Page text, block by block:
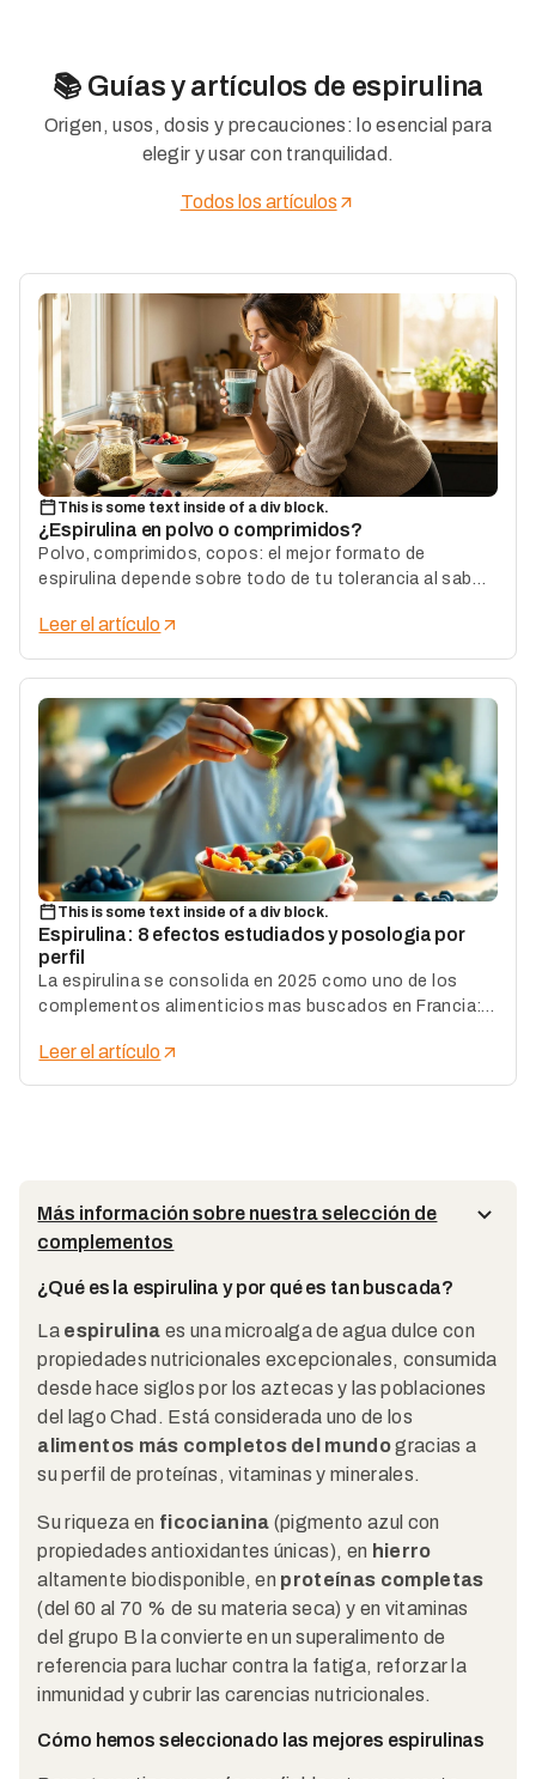
📚 Guías y artículos de espirulina
Origen, usos, dosis y precauciones: lo esencial para
elegir y usar con tranquilidad.
Todos los artículos
This is some text inside of a div block.
¿Espirulina en polvo o comprimidos?
Polvo, comprimidos, copos: el mejor formato de
espirulina depende sobre todo de tu tolerancia al sabor
Leer el artículo
This is some text inside of a div block.
Espirulina: 8 efectos estudiados y posologia por
perfil
La espirulina se consolida en 2025 como uno de los
complementos alimenticios mas buscados en Francia:
comun, validados por decenas de estudios clinicos.
Leer el artículo
Más información sobre nuestra selección de
complementos
¿Qué es la espirulina y por qué es tan buscada?
La espirulina es una microalga de agua dulce con
propiedades nutricionales excepcionales, consumida
desde hace siglos por los aztecas y las poblaciones
del lago Chad. Está considerada uno de los
alimentos más completos del mundogracias a
su perfil de proteínas, vitaminas y minerales.
Su riqueza en ficocianina (pigmento azul con
propiedades antioxidantes únicas), en hierro
altamente biodisponible, en proteínas completas
(del 60 al 70 % de su materia seca) y en vitaminas
del grupo B la convierte en un superalimento de
referencia para luchar contra la fatiga, reforzar la
inmunidad y cubrir las carencias nutricionales.
Cómo hemos seleccionado las mejores espirulinas